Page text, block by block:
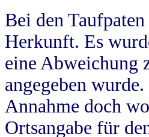
Bei den
Herkunft. Es
eine Abweichung
angegeben
Annahme doch
Ortsangabe für